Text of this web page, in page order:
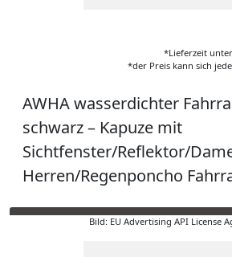
*Lieferzeit
*der Preis kann sich
AWHA wasserdichter
schwarz – Kapuze mit
Sichtfenster/Reflektor/
Herren/Regenponcho
Bild: EU Advertising API License